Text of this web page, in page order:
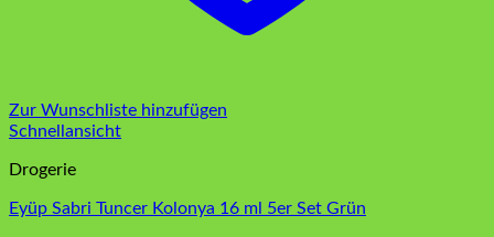
Zur Wunschliste hinzufügen
Schnellansicht
Drogerie
Eyüp Sabri Tuncer Kolonya 16 ml 5er Set Grün